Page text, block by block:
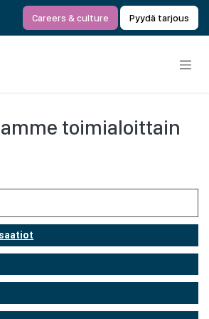
Careers & culture Pyydä tarjous
toimialoittain